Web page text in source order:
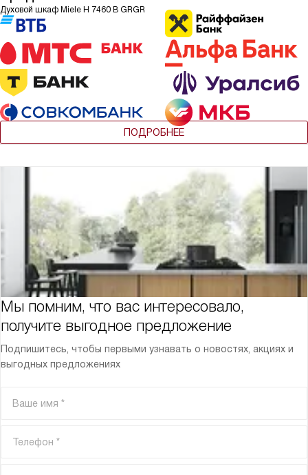
Духовой шкаф Miele H 7460 B GRGR
ПОДРОБНЕЕ
Мы помним, что вас интересовало,
получите выгодное предложение
Подпишитесь, чтобы первыми узнавать о новостях, акциях и
выгодных предложениях